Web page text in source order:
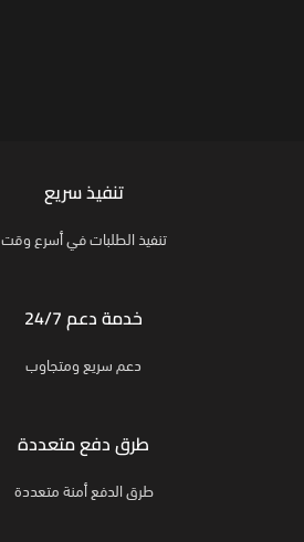
تنفيذ سريع
تنفيذ الطلبات في أسرع وقت
خدمة دعم 24/7
دعم سريع ومتجاوب
طرق دفع متعددة
طرق الدفع أمنة متعددة